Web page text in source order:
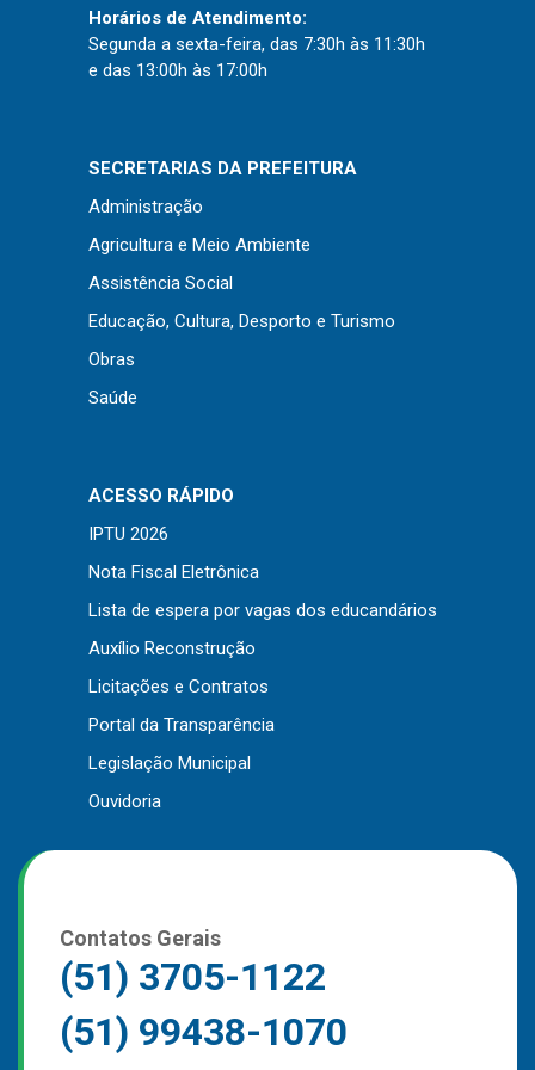
Instruções Normativas
Licitações
Chamamentos Públicos
Leis, Decretos e Portarias
Transparência
Portal da Transparência
Radar da Transparência
Outros
Downloads
Notícias
Contato
Página Inicial
Horários de Atendimento:
Segunda a sexta-feira, das 7:30h às 11:30h
e das 13:00h às 17:00h
SECRETARIAS DA PREFEITURA
Administração
Agricultura e Meio Ambiente
Assistência Social
Educação, Cultura, Desporto e Turismo
Obras
Saúde
ACESSO RÁPIDO
IPTU 2026
Nota Fiscal Eletrônica
Lista de espera por vagas dos educandários
Auxílio Reconstrução
Licitações e Contratos
Portal da Transparência
Legislação Municipal
Ouvidoria
Contatos Gerais
(51) 3705-1122
(51) 99438-1070